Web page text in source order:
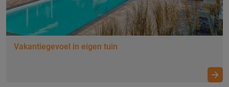
Vakantiegevoel in eigen tuin